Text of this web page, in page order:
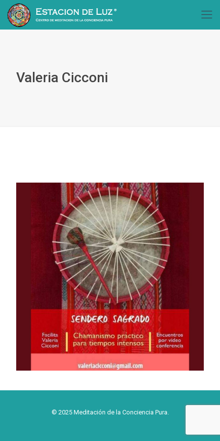
Valeria Cicconi
© 2025 Meditación de la Conciencia Pura.